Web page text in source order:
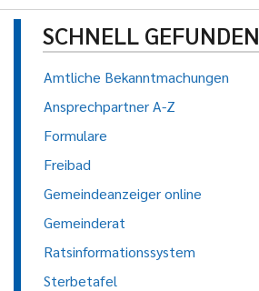
SCHNELL GEFUNDEN
Amtliche Bekanntmachungen
Ansprechpartner A-Z
Formulare
Freibad
Gemeindeanzeiger online
Gemeinderat
Ratsinformationssystem
Sterbetafel